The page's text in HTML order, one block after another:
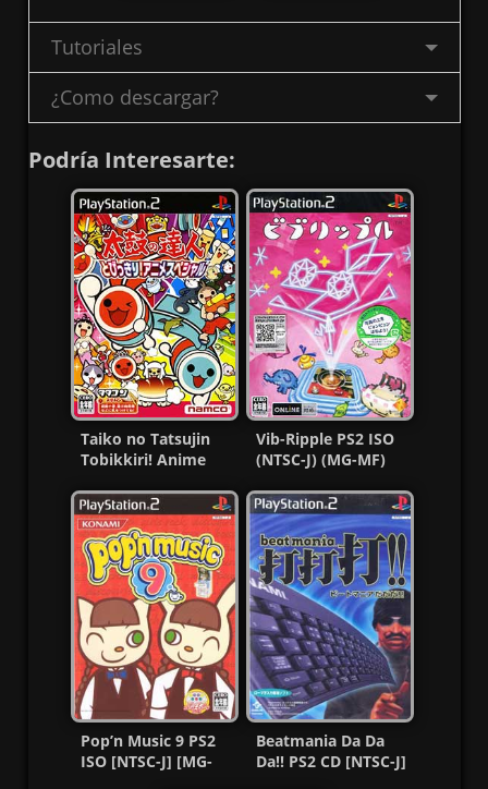
Tutoriales
¿Como descargar?
Podría Interesarte:
Taiko no Tatsujin
Tobikkiri! Anime
MF
Vib-Ripple PS2 ISO
(NTSC-J) (MG-MF)
Pop’n Music 9 PS2
ISO [NTSC-J] [MG-
Beatmania Da Da
Da!! PS2 CD [NTSC-J]